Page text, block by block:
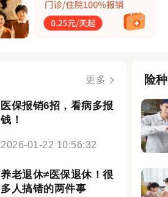
更多
医保报销6招，看病多报
钱！
2026-01-22 10:56:32
养老退休≠医保退休！很
多人搞错的两件事
险